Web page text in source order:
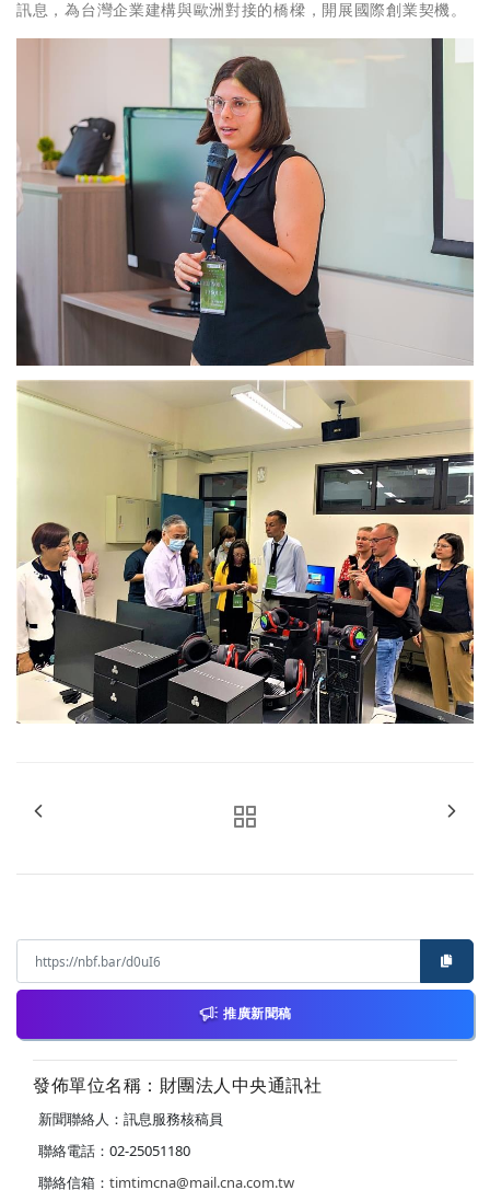
訊息，為台灣企業建構與歐洲對接的橋樑，開展國際創業契機。
推廣新聞稿
發佈單位名稱：財團法人中央通訊社
新聞聯絡人：訊息服務核稿員
聯絡電話：02-25051180
聯絡信箱： timtimcna@mail.cna.com.tw